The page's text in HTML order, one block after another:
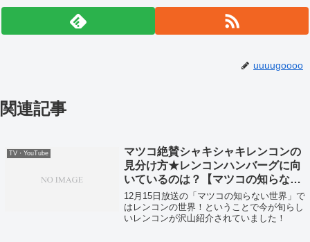
uuuugoooo
関連記事
TV・YouTube
マツコ絶賛シャキシャキレンコンの
見分け方★レンコンハンバーグに向
いているのは？【マツコの知らない
世界】
12月15日放送の「マツコの知らない世界」で
はレンコンの世界！ということで今が旬らし
いレンコンが沢山紹介されていました！